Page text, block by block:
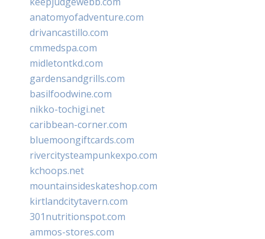
anatomyofadventure.com
drivancastillo.com
cmmedspa.com
midletontkd.com
gardensandgrills.com
basilfoodwine.com
nikko-tochigi.net
caribbean-corner.com
bluemoongiftcards.com
rivercitysteampunkexpo.com
kchoops.net
mountainsideskateshop.com
kirtlandcitytavern.com
301nutritionspot.com
ammos-stores.com